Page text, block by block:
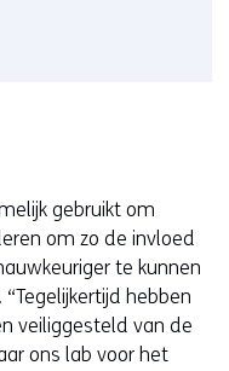
gebruikt om
om zo de invloed
te kunnen
hebben
veiliggesteld van de
ons lab voor het